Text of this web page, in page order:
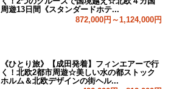
周遊13日間《スタンダードホテ...
872,000円～1,124,000円
《ひとり旅》【成田発着】フィンエアーで行
く！北欧2都市周遊☆美しい水の都ストック
ホルム＆北欧デザインの街ヘル...